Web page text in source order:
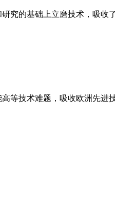
究的基础上立磨技术，吸
等技术难题，吸收欧洲先